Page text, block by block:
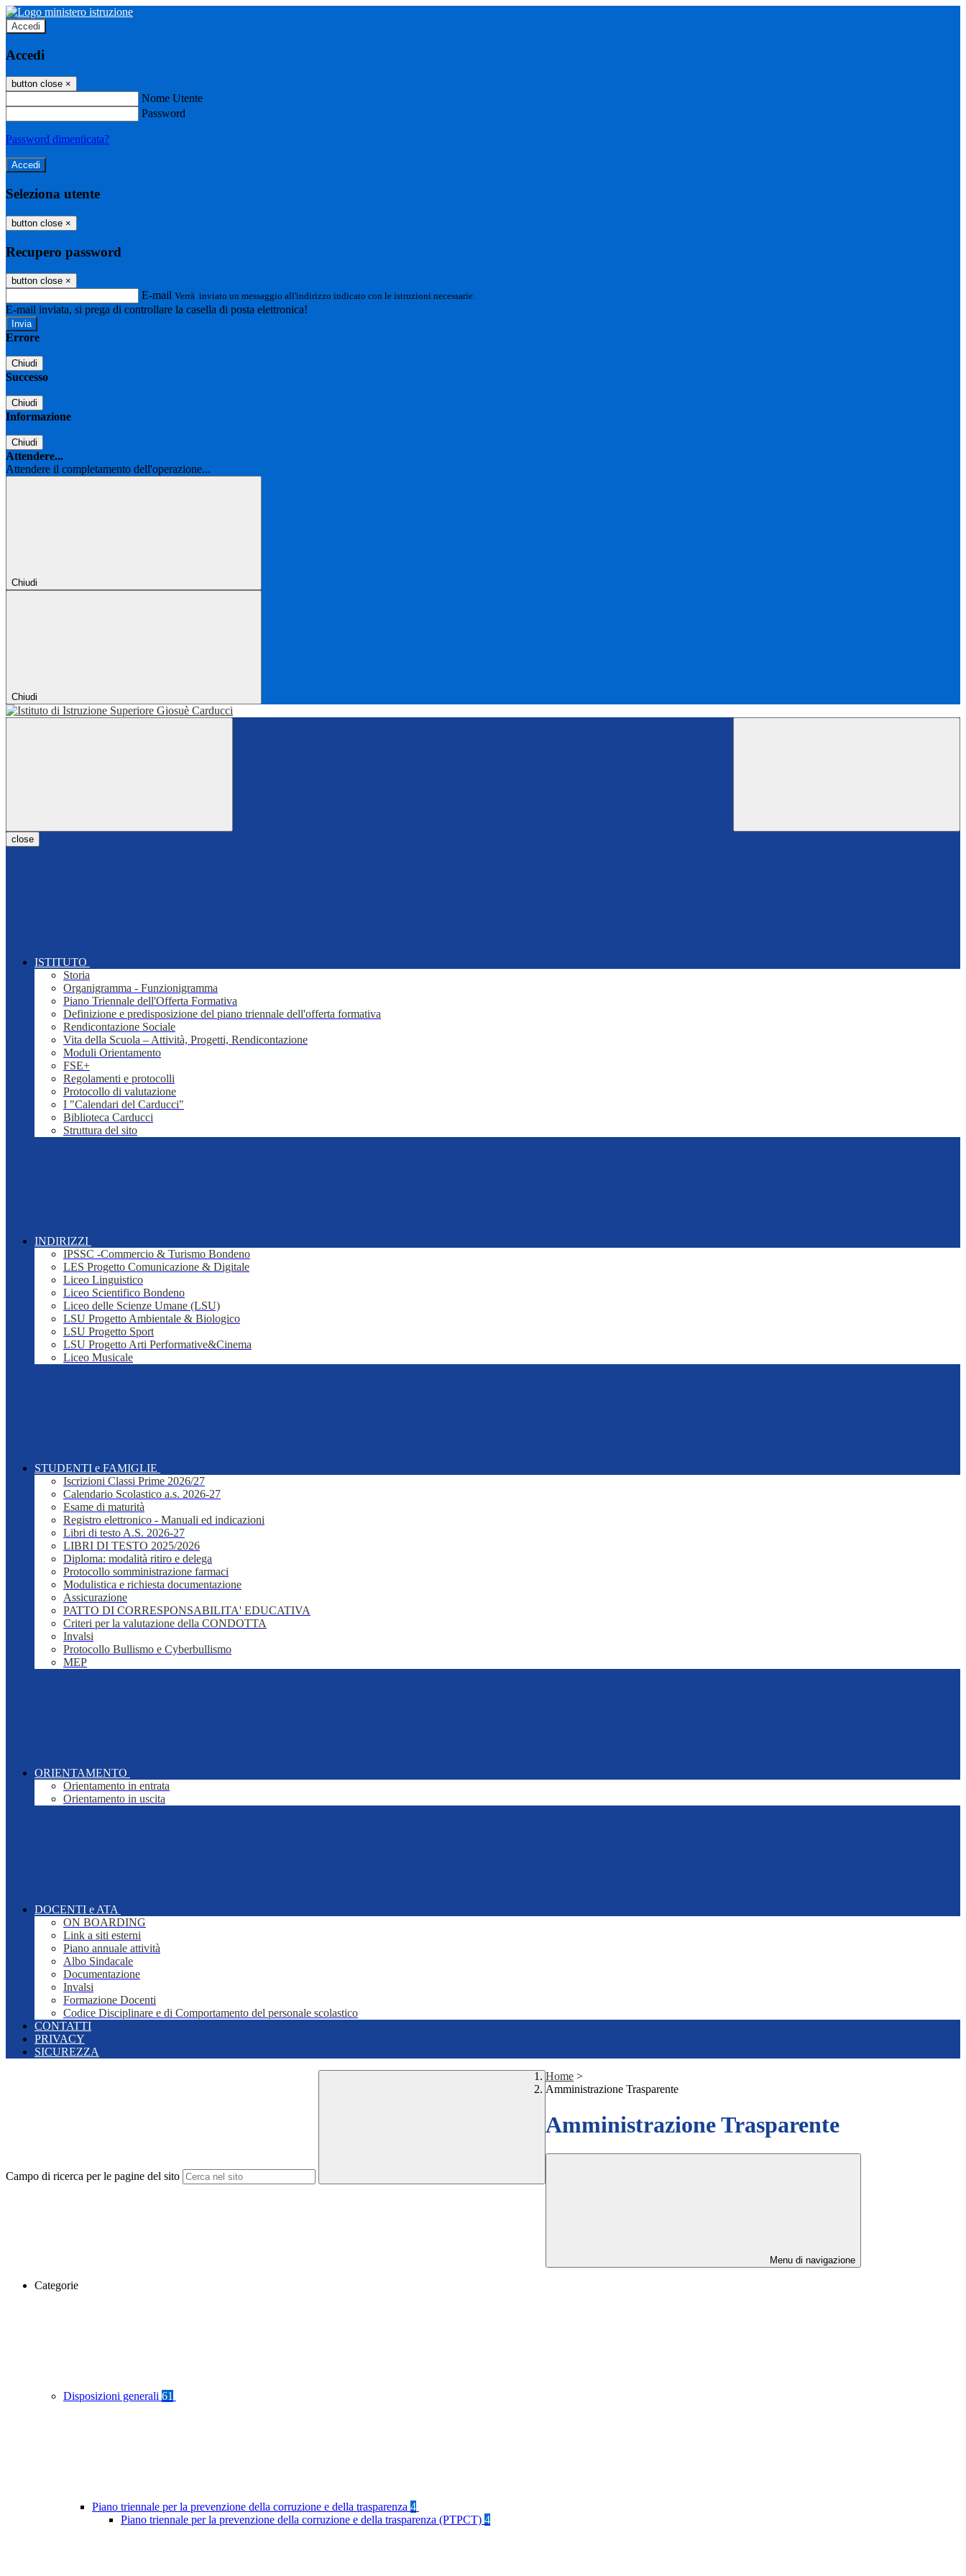
Accedi
Accedi
button close ×
Nome Utente
Password
Password dimenticata?
Seleziona utente
button close ×
Recupero password
button close ×
E-mail Verrà inviato un messaggio all'indirizzo indicato con le istruzioni necessarie.
E-mail inviata, si prega di controllare la casella di posta elettronica!
Errore
Chiudi
Successo
Chiudi
Informazione
Chiudi
Attendere...
Attendere il completamento dell'operazione...
Chiudi
Chiudi
close
ISTITUTO
Storia
Organigramma - Funzionigramma
Piano Triennale dell'Offerta Formativa
Definizione e predisposizione del piano triennale dell'offerta formativa
Rendicontazione Sociale
Vita della Scuola – Attività, Progetti, Rendicontazione
Moduli Orientamento
FSE+
Regolamenti e protocolli
Protocollo di valutazione
I "Calendari del Carducci"
Biblioteca Carducci
Struttura del sito
INDIRIZZI
IPSSC -Commercio & Turismo Bondeno
LES Progetto Comunicazione & Digitale
Liceo Linguistico
Liceo Scientifico Bondeno
Liceo delle Scienze Umane (LSU)
LSU Progetto Ambientale & Biologico
LSU Progetto Sport
LSU Progetto Arti Performative&Cinema
Liceo Musicale
STUDENTI e FAMIGLIE
Iscrizioni Classi Prime 2026/27
Calendario Scolastico a.s. 2026-27
Esame di maturità
Registro elettronico - Manuali ed indicazioni
Libri di testo A.S. 2026-27
LIBRI DI TESTO 2025/2026
Diploma: modalità ritiro e delega
Protocollo somministrazione farmaci
Modulistica e richiesta documentazione
Assicurazione
PATTO DI CORRESPONSABILITA' EDUCATIVA
Criteri per la valutazione della CONDOTTA
Invalsi
Protocollo Bullismo e Cyberbullismo
MEP
ORIENTAMENTO
Orientamento in entrata
Orientamento in uscita
DOCENTI e ATA
ON BOARDING
Link a siti esterni
Piano annuale attività
Albo Sindacale
Documentazione
Invalsi
Formazione Docenti
Codice Disciplinare e di Comportamento del personale scolastico
CONTATTI
PRIVACY
SICUREZZA
Campo di ricerca per le pagine del sito
Home >
Amministrazione Trasparente
Amministrazione Trasparente
Menu di navigazione
Categorie
Disposizioni generali 61
Piano triennale per la prevenzione della corruzione e della trasparenza 4
Piano triennale per la prevenzione della corruzione e della trasparenza (PTPCT) 4